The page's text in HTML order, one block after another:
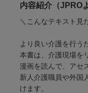
内容紹介（JPRO
＼こんなテキスト見
より良い介護を行う
本書は、介護現場を
漫画を読んで、アセ
新人介護職員や外国
けます。